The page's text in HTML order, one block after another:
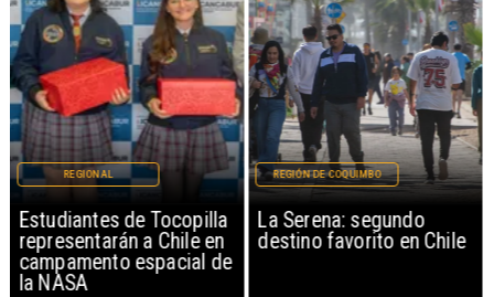
Estudiantes de Tocopilla
representarán a Chile en
campamento espacial de
la NASA
REGIONAL
La Serena: segundo
destino favorito en Chile
REGIÓN DE COQUIMBO